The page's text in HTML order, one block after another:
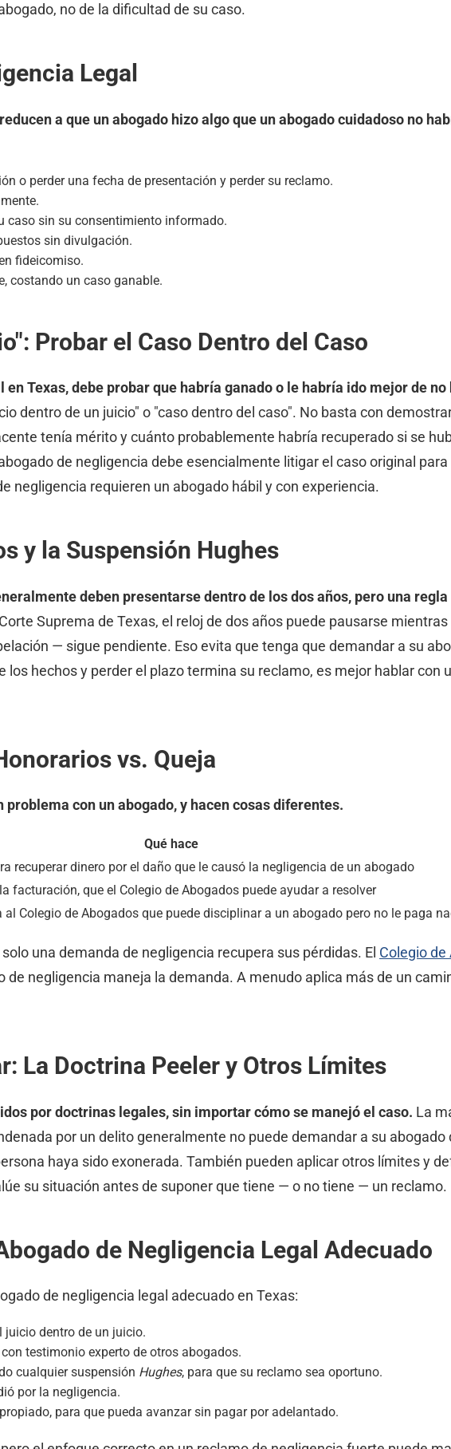
no de la dificultad de su caso.
Legal
a que un abogado hizo algo que un abogado cuidadoso no
o perder una fecha de presentación y perder su reclamo.
caso sin su consentimiento informado.
sin divulgación.
fideicomiso.
costando un caso ganable.
Probar el Caso Dentro del Caso
Texas, debe probar que habría ganado o le habría ido mejor de
dentro de un juicio" o "caso dentro del caso". No basta con
tenía mérito y cuánto probablemente habría recuperado si se
de negligencia debe esencialmente litigar el caso original
negligencia requieren un abogado hábil y con experiencia.
y la Suspensión Hughes
deben presentarse dentro de los dos años, pero una
Suprema de Texas, el reloj de dos años puede pausarse
— sigue pendiente. Eso evita que tenga que demandar a su
los hechos y perder el plazo termina su reclamo, es mejor hablar con
vs. Queja
con un abogado, y hacen cosas diferentes.
Qué hace
recuperar dinero por el daño que le causó la negligencia de un abogado
facturación, que el Colegio de Abogados puede ayudar a resolver
al Colegio de Abogados que puede disciplinar a un abogado pero no le paga
una demanda de negligencia recupera sus pérdidas. El Colegio de
negligencia maneja la demanda. A menudo aplica más de un
La Doctrina Peeler y Otros Límites
por doctrinas legales, sin importar cómo se manejó el caso. La
por un delito generalmente no puede demandar a su
haya sido exonerada. También pueden aplicar otros límites y
su situación antes de suponer que tiene — o no tiene — un reclamo.
de Negligencia Legal Adecuado
de negligencia legal adecuado en Texas:
juicio dentro de un juicio.
testimonio experto de otros abogados.
cualquier suspensión Hughes, para que su reclamo sea oportuno.
por la negligencia.
para que pueda avanzar sin pagar por adelantado.